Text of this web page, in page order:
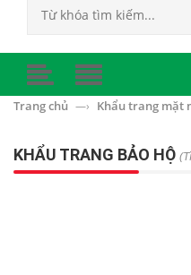
Trang chủ —› Khẩu trang mặt
KHẨU TRANG BẢO HỘ